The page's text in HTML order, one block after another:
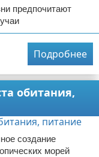
предпочитают
Подробнее
обитания,
создание
морей